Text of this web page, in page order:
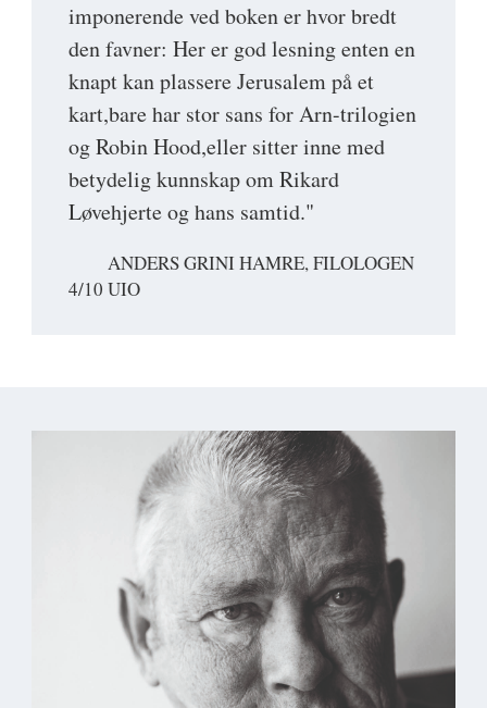
imponerende ved boken er hvor bredt
den favner: Her er god lesning enten en
knapt kan plassere Jerusalem på et
kart,bare har stor sans for Arn-trilogien
og Robin Hood,eller sitter inne med
betydelig kunnskap om Rikard
Løvehjerte og hans samtid."
ANDERS GRINI HAMRE, FILOLOGEN
4/10 UIO